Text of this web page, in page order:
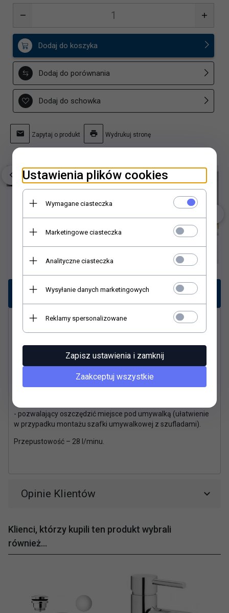
Dodaj do koszyka
Dodaj do porównania
Dodaj do schowka
Zapytaj o produkt Wydrukuj stronę
Opis produktu
McAlpine Syfon umywalkowy rurowy HC13SPS-
Syfon umywalkowy rurowy 1.1/4″x32mm
- pozwalający oszczędzić miejsce pod umywalką (ułatwienie
w przypadku montażu szafki umywalkowej z szufladami).
Przepustowość – 28 l/minu.
Opinie Klientów
Klienci, którzy kupili ten produkt wybrali
również...
Ustawienia plików cookies
Wymagane ciasteczka
Marketingowe ciasteczka
Analityczne ciasteczka
Wysyłanie danych marketingowych
Reklamy spersonalizowane
Zapisz ustawienia i zamknij
Zaakceptuj wszystkie